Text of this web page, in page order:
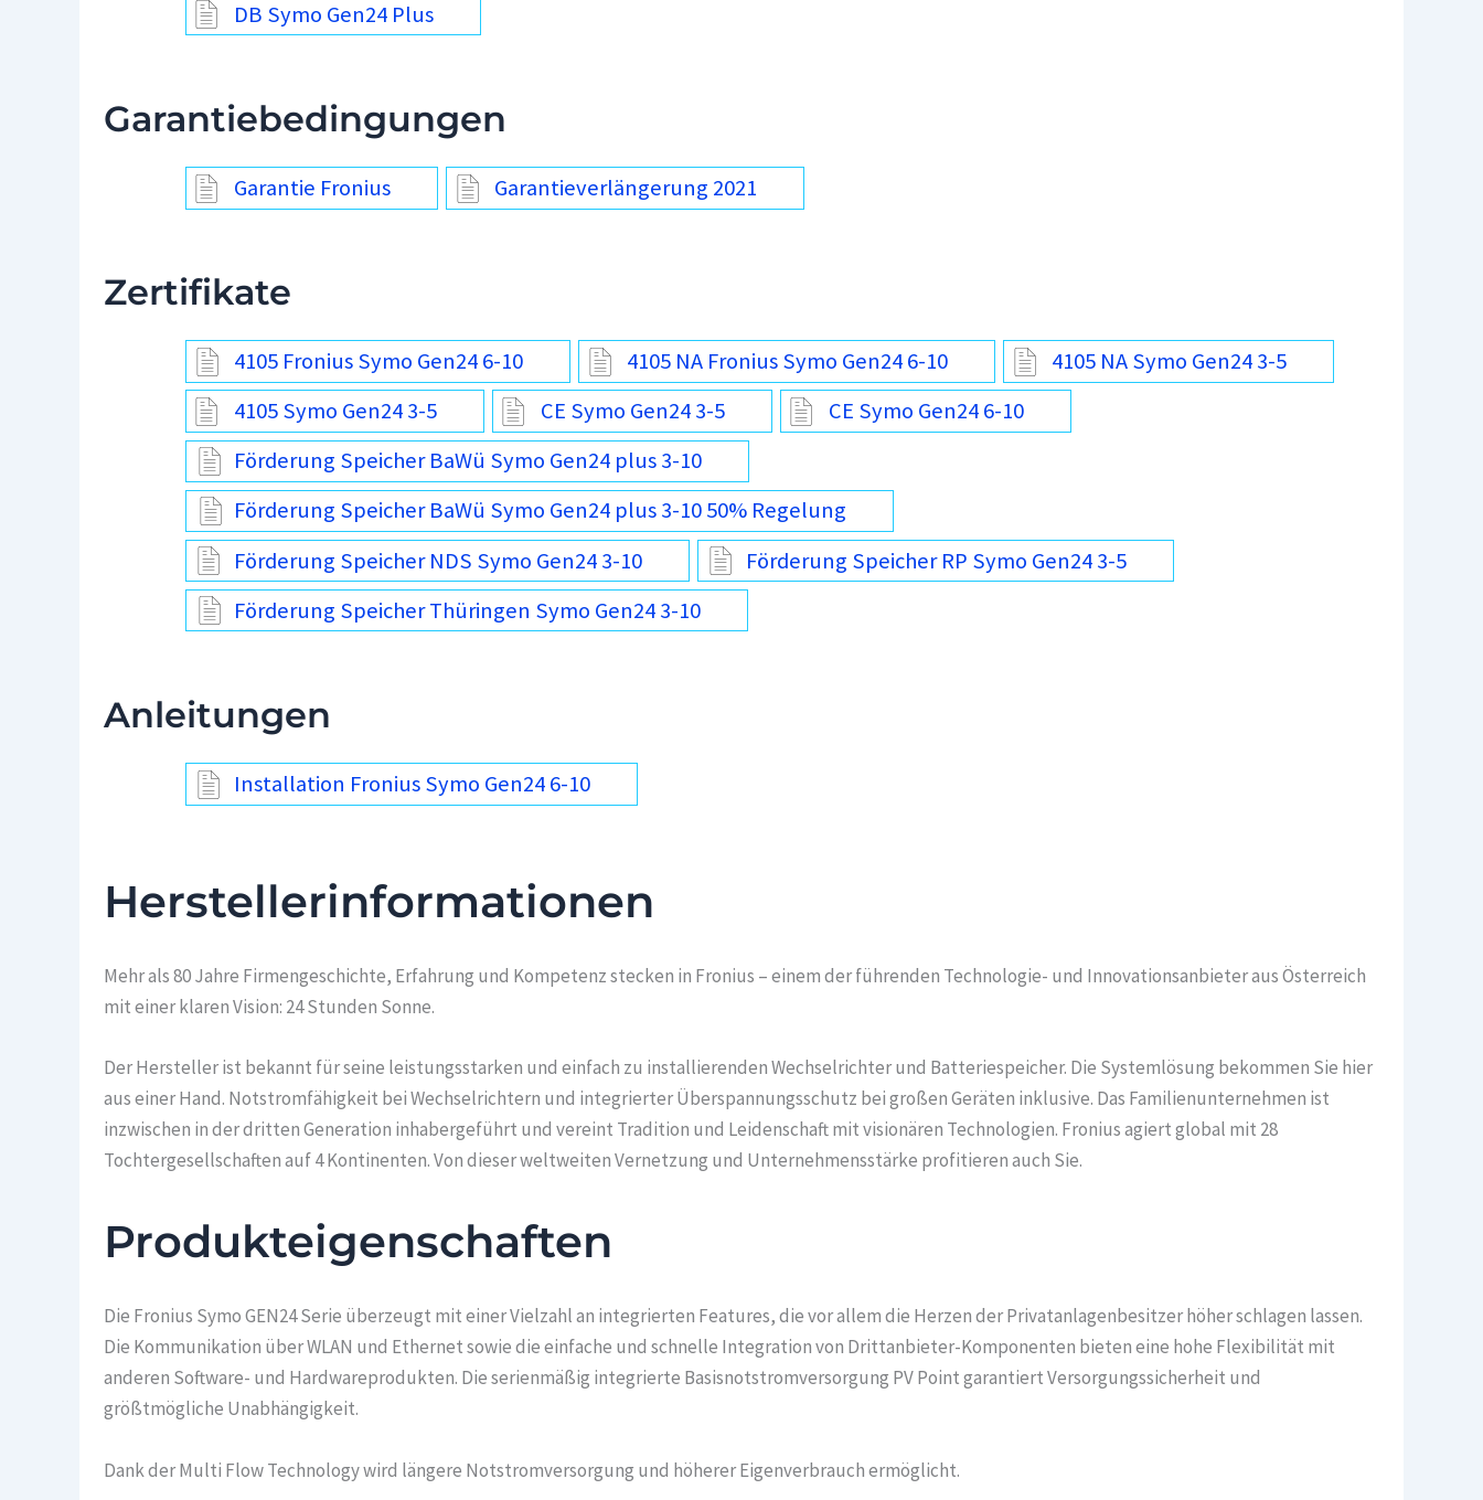
DB Symo Gen24 Plus
Garantiebedingungen
Garantie Fronius Garantieverlängerung 2021
Zertifikate
4105 Fronius Symo Gen24 6-10 4105 NA Fronius Symo Gen24 6-10
4105 NA Symo Gen24 3-5
4105 Symo Gen24 3-5
CE Symo Gen24 3-5
CE Symo Gen24 6-10
Förderung Speicher BaWü Symo Gen24 plus 3-10
Förderung Speicher BaWü Symo Gen24 plus 3-10 50% Regelung
Förderung Speicher NDS Symo Gen24 3-10
Förderung Speicher RP Symo Gen24 3-5
Förderung Speicher Thüringen Symo Gen24 3-10
Anleitungen
Installation Fronius Symo Gen24 6-10
Herstellerinformationen
Mehr als 80 Jahre Firmengeschichte, Erfahrung und Kompetenz stecken in Fronius – einem der führenden Technologie- und Innovationsanbieter aus Österreich
mit einer klaren Vision: 24 Stunden Sonne.
Der Hersteller ist bekannt für seine leistungsstarken und einfach zu installierenden Wechselrichter und Batteriespeicher. Die Systemlösung bekommen Sie hier
aus einer Hand. Notstromfähigkeit bei Wechselrichtern und integrierter Überspannungsschutz bei großen Geräten inklusive. Das Familienunternehmen ist
inzwischen in der dritten Generation inhabergeführt und vereint Tradition und Leidenschaft mit visionären Technologien. Fronius agiert global mit 28
Tochtergesellschaften auf 4 Kontinenten. Von dieser weltweiten Vernetzung und Unternehmensstärke profitieren auch Sie.
Produkteigenschaften
Die Fronius Symo GEN24 Serie überzeugt mit einer Vielzahl an integrierten Features, die vor allem die Herzen der Privatanlagenbesitzer höher schlagen lassen.
Die Kommunikation über WLAN und Ethernet sowie die einfache und schnelle Integration von Drittanbieter-Komponenten bieten eine hohe Flexibilität mit
anderen Software- und Hardwareprodukten. Die serienmäßig integrierte Basisnotstromversorgung PV Point garantiert Versorgungssicherheit und
größtmögliche Unabhängigkeit.
Dank der Multi Flow Technology wird längere Notstromversorgung und höherer Eigenverbrauch ermöglicht.